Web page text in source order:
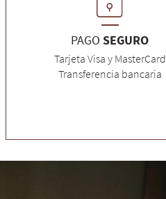
PAGO SEGURO
Tarjeta Visa y MasterCard
Transferencia bancaria